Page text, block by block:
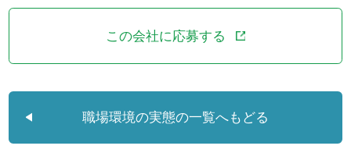
この会社に応募する
職場環境の実態の一覧へもどる